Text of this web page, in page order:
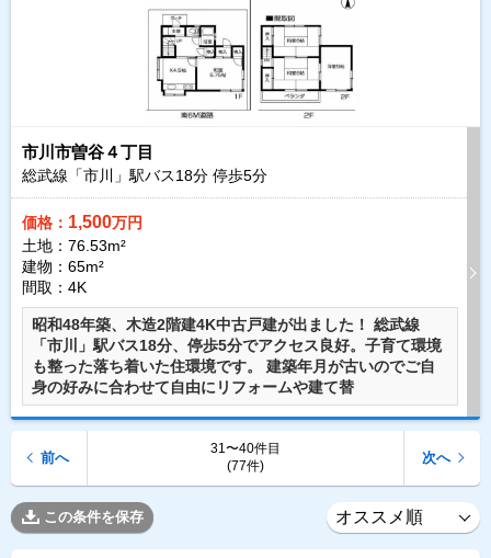
市川市曽谷４丁目
総武線「市川」駅バス18分 停歩5分
価格： 1,500万円
土地：76.53m²
建物：65m²
間取：4K
昭和48年築、木造2階建4K中古戸建が出ました！ 総武線
「市川」駅バス18分、停歩5分でアクセス良好。子育て環境
も整った落ち着いた住環境です。 建築年月が古いのでご自
身の好みに合わせて自由にリフォームや建て替
31〜40件目
(77件)
前へ 次へ
この条件を保存